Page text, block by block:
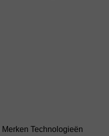
Merken Technologieën